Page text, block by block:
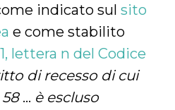
indicato sul sito
e come stabilito
lettera n del Codice
di recesso di cui
… è escluso